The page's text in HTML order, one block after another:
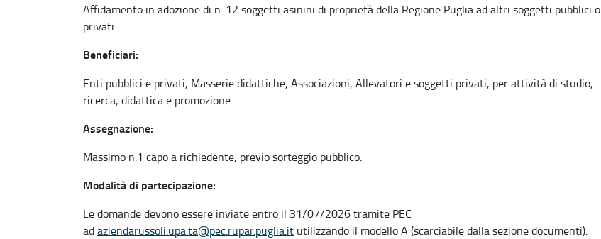
Affidamento in adozione di n. 12 soggetti asinini di proprietà della Regione Puglia ad altri soggetti pubblici o
privati.
Beneficiari:
Enti pubblici e privati, Masserie didattiche, Associazioni, Allevatori e soggetti privati, per attività di studio,
ricerca, didattica e promozione.
Assegnazione:
Massimo n.1 capo a richiedente, previo sorteggio pubblico.
Modalità di partecipazione:
Le domande devono essere inviate entro il 31/07/2026 tramite PEC
adaziendarussoli.upa.ta@pec.rupar.puglia.it utilizzando il modello A (scarciabile dalla sezione documenti).